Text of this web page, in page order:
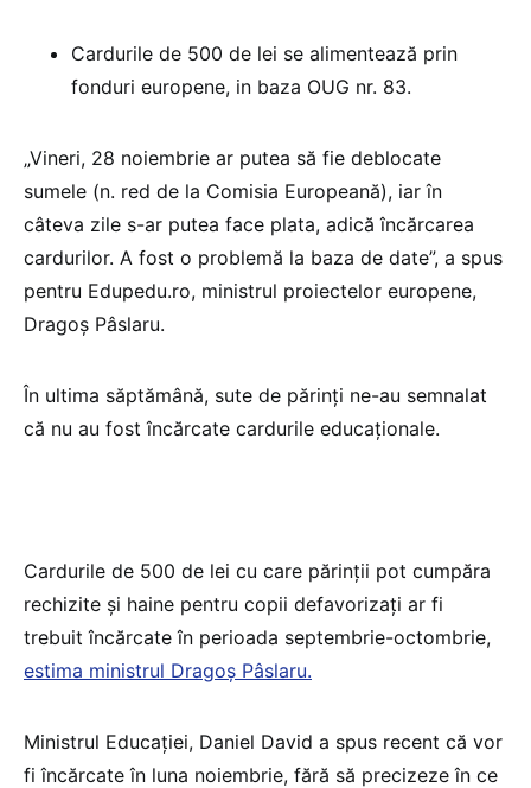
Cardurile de 500 de lei se alimentează prin
fonduri europene, in baza OUG nr. 83.
„Vineri, 28 noiembrie ar putea să fie deblocate
sumele (n. red de la Comisia Europeană), iar în
câteva zile s-ar putea face plata, adică încărcarea
cardurilor. A fost o problemă la baza de date”, a spus
pentru Edupedu.ro, ministrul proiectelor europene,
Dragoș Pâslaru.
În ultima săptămână, sute de părinți ne-au semnalat
că nu au fost încărcate cardurile educaționale.
Cardurile de 500 de lei cu care părinții pot cumpăra
rechizite și haine pentru copii defavorizați ar fi
trebuit încărcate în perioada septembrie-octombrie,
estima ministrul Dragoș Pâslaru.
Ministrul Educației, Daniel David a spus recent că vor
fi încărcate în luna noiembrie, fără să precizeze în ce